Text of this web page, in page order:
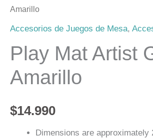
Amarillo
Accesorios de Juegos de Mesa,
Play Mat Artist
Amarillo
$14.990
Dimensions are approximately